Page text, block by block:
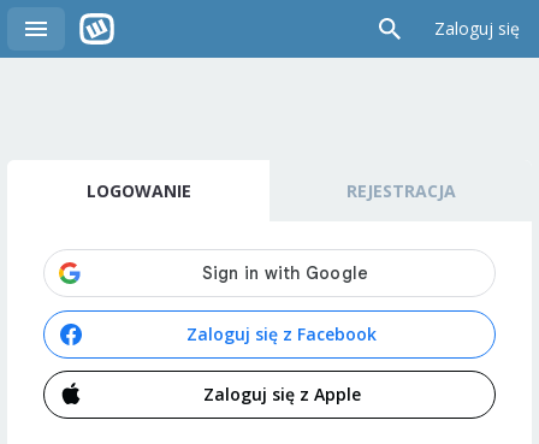
Zaloguj się
LOGOWANIE REJESTRACJA
Zaloguj się z Facebook
Zaloguj się z Apple